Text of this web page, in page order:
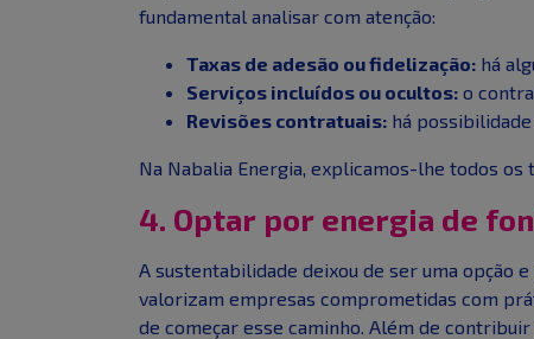
fundamental analisar com atenção:
Taxas de adesão ou fidelização: há
Serviços incluídos ou ocultos: o
Revisões contratuais: há
Na Nabalia Energia, explicamos-lhe todos
4. Optar por energia de
A sustentabilidade deixou de ser uma opção
valorizam empresas comprometidas com
de começar esse caminho. Além de